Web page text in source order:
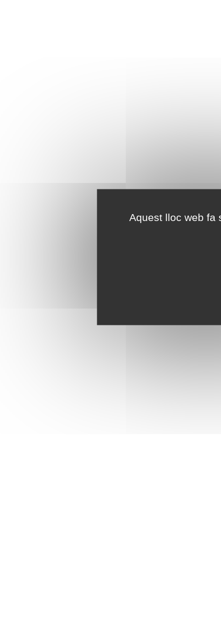
Aquest lloc web fa